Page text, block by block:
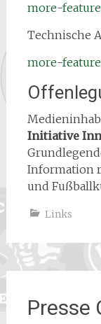
more-
Technische
more-
Initiative
Information
und
Links
Presse